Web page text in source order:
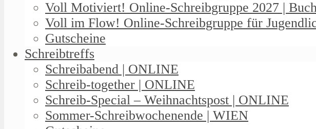
Voll Motiviert! Online-Schreibgruppe 2027 |
Voll im Flow! Online-Schreibgruppe für
Gutscheine
Schreibtreffs
Schreibabend | ONLINE
Schreib-together | ONLINE
Schreib-Special – Weihnachtspost | ONLINE
Sommer-Schreibwochenende | WIEN